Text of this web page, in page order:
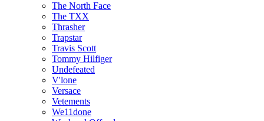
The North Face
The TXX
Thrasher
Trapstar
Travis Scott
Tommy Hilfiger
Undefeated
V'lone
Versace
Vetements
We11done